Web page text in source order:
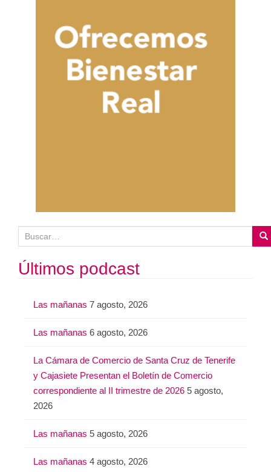
u
sÚltimos podcast
Las mañanas 7 agosto, 2026
Las mañanas 6 agosto, 2026
La Cámara de Comercio de Santa Cruz de Tenerife
y Cajasiete Presentan el Boletín de Comercio
correspondiente al II trimestre de 2026 5 agosto,
2026
Las mañanas 5 agosto, 2026
Las mañanas 4 agosto, 2026